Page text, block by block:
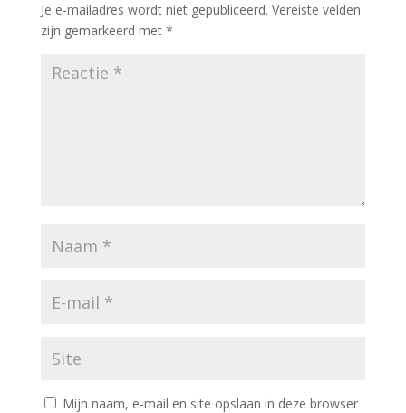
Je e-mailadres wordt niet gepubliceerd. Vereiste velden
zijn gemarkeerd met *
Mijn naam, e-mail en site opslaan in deze browser